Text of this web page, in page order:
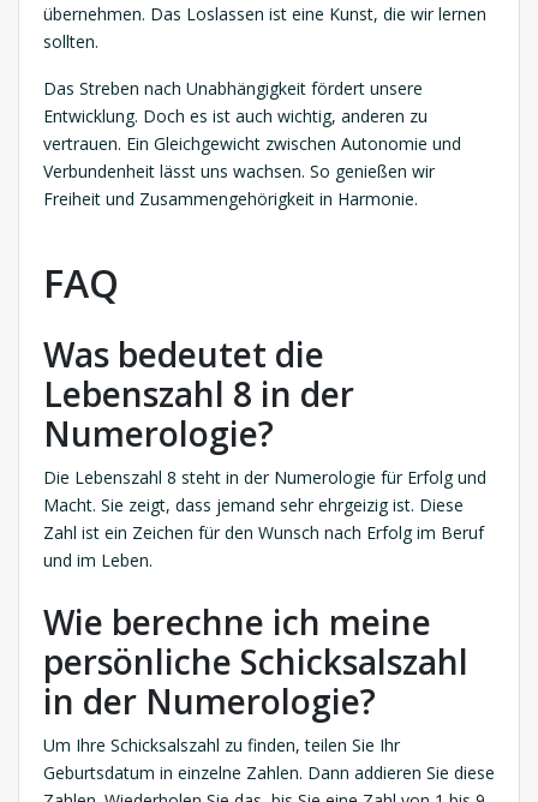
übernehmen. Das Loslassen ist eine Kunst, die wir lernen
sollten.
Das Streben nach Unabhängigkeit fördert unsere
Entwicklung. Doch es ist auch wichtig, anderen zu
vertrauen. Ein Gleichgewicht zwischen Autonomie und
Verbundenheit lässt uns wachsen. So genießen wir
Freiheit und Zusammengehörigkeit in Harmonie.
FAQ
Was bedeutet die
Lebenszahl 8 in der
Numerologie?
Die Lebenszahl 8 steht in der Numerologie für Erfolg und
Macht. Sie zeigt, dass jemand sehr ehrgeizig ist. Diese
Zahl ist ein Zeichen für den Wunsch nach Erfolg im Beruf
und im Leben.
Wie berechne ich meine
persönliche Schicksalszahl
in der Numerologie?
Um Ihre Schicksalszahl zu finden, teilen Sie Ihr
Geburtsdatum in einzelne Zahlen. Dann addieren Sie diese